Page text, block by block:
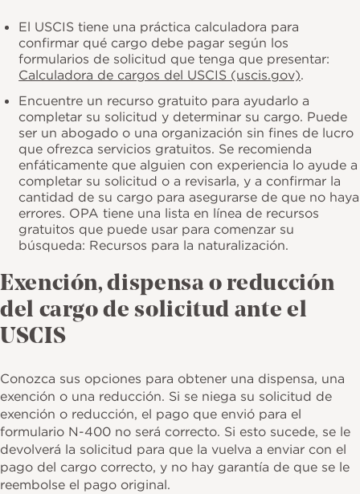
El USCIS tiene una práctica calculadora para
confirmar qué cargo debe pagar según los
formularios de solicitud que tenga que presentar:
Calculadora de cargos del USCIS (uscis.gov).
Encuentre un recurso gratuito para ayudarlo a
completar su solicitud y determinar su cargo. Puede
ser un abogado o una organización sin fines de lucro
que ofrezca servicios gratuitos. Se recomienda
enfáticamente que alguien con experiencia lo ayude a
completar su solicitud o a revisarla, y a confirmar la
cantidad de su cargo para asegurarse de que no haya
errores. OPA tiene una lista en línea de recursos
gratuitos que puede usar para comenzar su
búsqueda: Recursos para la naturalización.
Exención, dispensa o reducción
del cargo de solicitud ante el
USCIS
Conozca sus opciones para obtener una dispensa, una
exención o una reducción. Si se niega su solicitud de
exención o reducción, el pago que envió para el
formulario N-400 no será correcto. Si esto sucede, se le
devolverá la solicitud para que la vuelva a enviar con el
pago del cargo correcto, y no hay garantía de que se le
reembolse el pago original.